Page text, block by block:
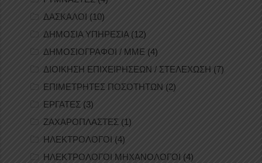
ΔΑΣΚΑΛΟΙ (10)
ΔΗΜΟΣΙΑ ΥΠΗΡΕΣΙΑ (12)
ΔΗΜΟΣΙΟΓΡΑΦΟΙ / ΜΜΕ (4)
ΔΙΟΙΚΗΣΗ ΕΠΙΧΕΙΡΗΣΕΩΝ / ΣΤΕΛΕΧΩΣΗ (7)
ΕΠΙΜΕΤΡΗΤΕΣ ΠΟΣΟΤΗΤΩΝ (2)
ΕΡΓΑΤΕΣ (3)
ΖΑΧΑΡΟΠΛΑΣΤΕΣ (1)
ΗΛΕΚΤΡΟΛΟΓΟΙ (4)
ΗΛΕΚΤΡΟΛΟΓΟΙ ΜΗΧΑΝΟΛΟΓΟΙ (4)